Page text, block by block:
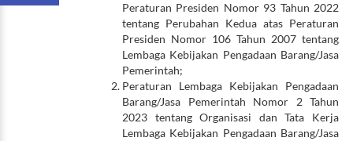
Peraturan Presiden Nomor 93 Tahun 2022
tentang Perubahan Kedua atas Peraturan
Presiden Nomor 106 Tahun 2007 tentang
Lembaga Kebijakan Pengadaan Barang/Jasa
Pemerintah;
Peraturan Lembaga Kebijakan Pengadaan
Barang/Jasa Pemerintah Nomor 2 Tahun
2023 tentang Organisasi dan Tata Kerja
Lembaga Kebijakan Pengadaan Barang/Jasa